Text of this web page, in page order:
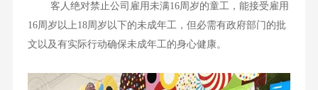
客人绝对禁止公司雇用未满16周岁的童工，能接受雇用
16周岁以上18周岁以下的未成年工，但必需有政府部门的批
文以及有实际行动确保未成年工的身心健康。